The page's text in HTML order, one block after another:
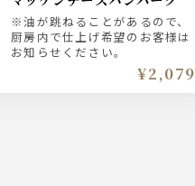
※油が跳ねることがあるので、
厨房内で仕上げ希望のお客様は
お知らせください。
¥2,079